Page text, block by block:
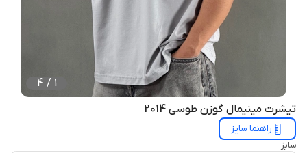
1
/
4
تیشرت مینیمال گوزن طوسی 2014
راهنما سایز
سایز